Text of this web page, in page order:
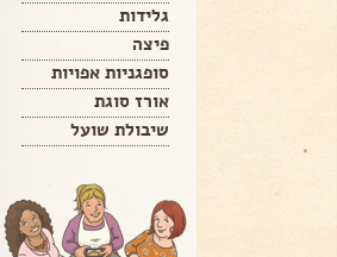
גלידות
פיצה
סופגניות אפויות
אורז סוגת
שיבולת שועל